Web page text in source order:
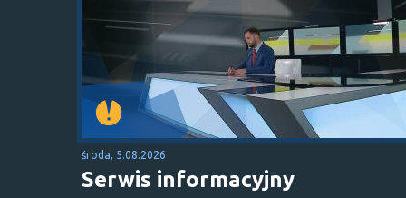
środa, 5.08.2026
Serwis informacyjny